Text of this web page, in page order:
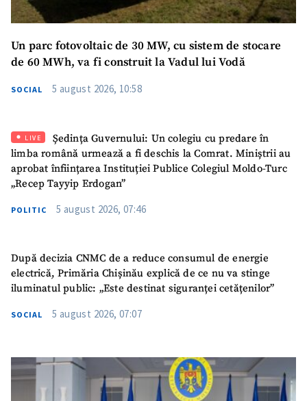
Un parc fotovoltaic de 30 MW, cu sistem de stocare
de 60 MWh, va fi construit la Vadul lui Vodă
SOCIAL 5 august 2026, 10:58
LIVE
Ședința Guvernului: Un colegiu cu predare în
limba română urmează a fi deschis la Comrat. Miniștrii au
aprobat înființarea Instituției Publice Colegiul Moldo-Turc
„Recep Tayyip Erdogan”
POLITIC 5 august 2026, 07:46
După decizia CNMC de a reduce consumul de energie
electrică, Primăria Chișinău explică de ce nu va stinge
iluminatul public: „Este destinat siguranței cetățenilor”
SOCIAL 5 august 2026, 07:07